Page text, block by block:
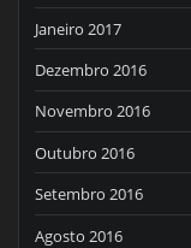
Janeiro 2017
Dezembro 2016
Novembro 2016
Outubro 2016
Setembro 2016
Agosto 2016